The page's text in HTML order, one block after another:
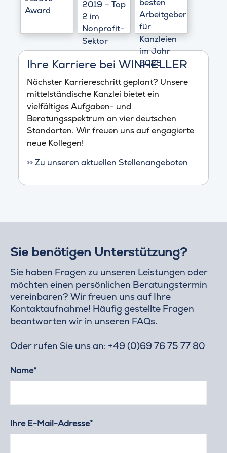
Ihre Karriere bei WINHELLER
Nächster Karriereschritt geplant? Unsere
mittelständische Kanzlei bietet ein
vielfältiges Aufgaben- und
Beratungsspektrum an vier deutschen
Standorten. Wir freuen uns auf engagierte
neue Kollegen!
>> Zu unseren aktuellen Stellenangeboten
Sie benötigen Unterstützung?
Sie haben Fragen zu unseren Leistungen oder
möchten einen persönlichen Beratungstermin
vereinbaren? Wir freuen uns auf Ihre
Kontaktaufnahme! Häufig gestellte Fragen
beantworten wir in unseren FAQs.
Oder rufen Sie uns an: +49 (0)69 76 75 77 80
Name*
Ihre E-Mail-Adresse*